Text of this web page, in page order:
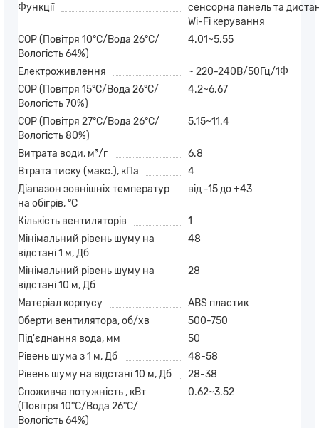
Функції
сенсорна панель та
Wi-Fi керування
COP (Повітря 10°C/Вода 26°C/
Вологість 64%)
4.01~5.55
Електроживлення
~ 220-240В/50Гц/1Ф
COP (Повітря 15°C/Вода 26°C/
Вологість 70%)
4.2~6.67
COP (Повітря 27°C/Вода 26°C/
Вологість 80%)
5.15~11.4
Витрата води, м³/г
6.8
Втрата тиску (макс.), кПа
4
Діапазон зовнішніх температур
на обігрів, °С
від -15 до +43
Кількість вентиляторів
1
Мінімальний рівень шуму на
відстані 1 м, Дб
48
Мінімальний рівень шуму на
відстані 10 м, Дб
28
Матеріал корпусу
ABS пластик
Оберти вентилятора, об/хв
500-750
Під'єднання вода, мм
50
Рівень шума з 1 м, Дб
48-58
Рівень шуму на відстані 10 м, Дб
28-38
Споживча потужність , кВт
(Повітря 10°C/Вода 26°C/
Вологість 64%)
0.62~3.52